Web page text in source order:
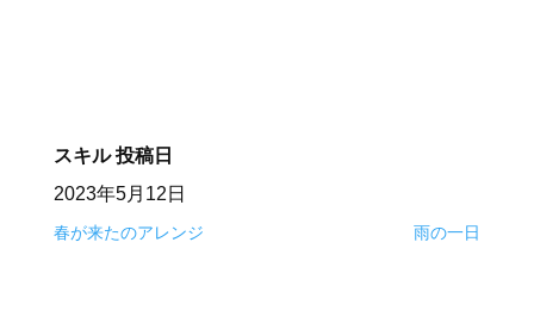
スキル 投稿日
2023年5月12日
春が来たのアレンジ 雨の一日